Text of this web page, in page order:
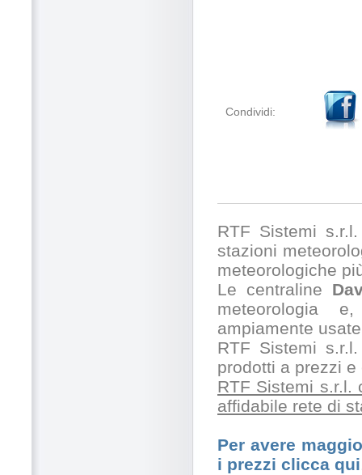
Condividi:
RTF Sistemi
stazioni
meteorologiche
Le centraline
meteorologia
ampiamente
RTF Sistemi
prodotti a prezzi
RTF Sistemi s.r.l.
affidabile rete di
Per avere
i prezzi clicca qui